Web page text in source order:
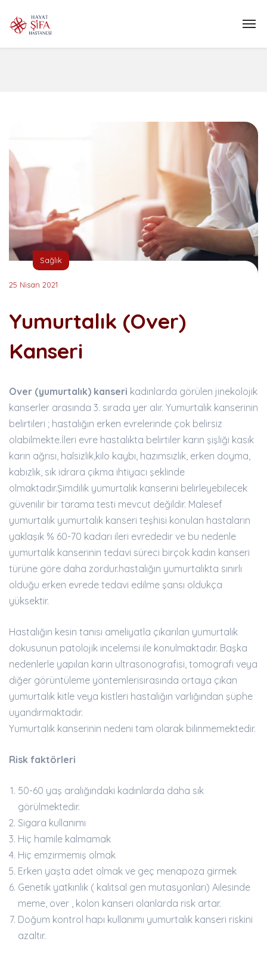
Sağlık
25 Nisan 2021
Yumurtalık (Over)
Kanseri
Over (yumurtalık) kanseri kadınlarda görülen jinekolojik
kanserler arasında 3. sırada yer alır. Yumurtalık kanserinin
belirtileri ; hastalığın erken evrelerinde çok belirsiz
olabilmekte.İleri evre hastalıkta belirtiler karın şişliği kasık
karın ağrısı, halsizlik,kilo kaybı, hazımsızlık, erken doyma,
kabızlık, sık idrara çıkma ihtiyacı şeklinde
olmaktadır.Şimdilik yumurtalık kanserini belirleyebilecek
güvenilir bir tarama testi mevcut değildir. Malesef
yumurtalık yumurtalık kanseri teşhisi konulan hastaların
yaklaşık % 60-70 kadarı ileri evrededir ve bu nedenle
yumurtalık kanserinin tedavi süreci birçok kadın kanseri
türüne göre daha zordur.hastalığın yumurtalıkta sınırlı
olduğu erken evrede tedavi edilme şansı oldukça
yüksektir.
Hastalığın kesin tanısı ameliyatla çıkarılan yumurtalık
dokusunun patolojik incelemsi ile konulmaktadır. Başka
nedenlerle yapılan karın ultrasonografisi, tomografi veya
diğer görüntüleme yöntemlerisırasında ortaya çıkan
yumurtalık kitle veya kistleri hastalığın varlığından şüphe
uyandırmaktadır.
Yumurtalık kanserinin nedeni tam olarak bilinmemektedir.
Risk faktörleri
50-60 yaş aralığındaki kadınlarda daha sık
görülmektedir.
Sigara kullanımı
Hiç hamile kalmamak
Hiç emzirmemiş olmak
Erken yaşta adet olmak ve geç menapoza girmek
Genetik yatkınlık ( kalıtsal gen mutasyonları) Ailesinde
meme, over , kolon kanseri olanlarda risk artar.
Doğum kontrol hapı kullanımı yumurtalık kanseri riskini
azaltır.